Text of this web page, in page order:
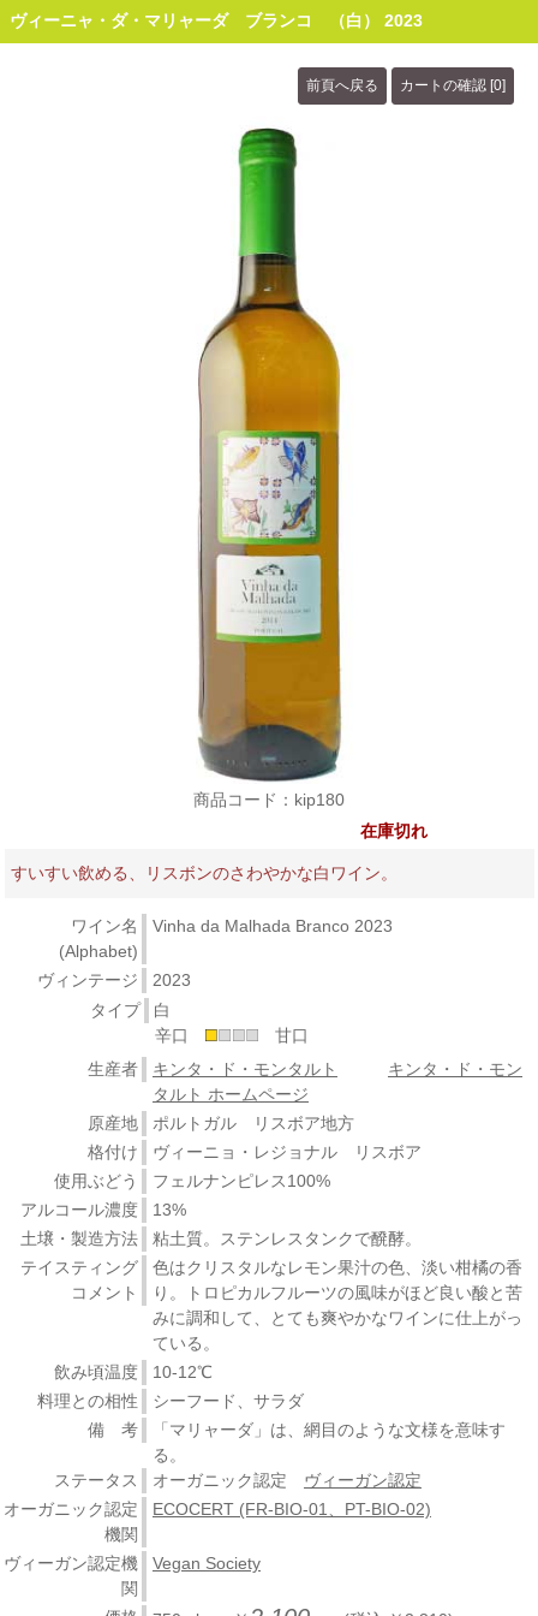
ヴィーニャ・ダ・マリャーダ ブランコ （白） 2023
商品コード：kip180
在庫切れ
すいすい飲める、リスボンのさわやかな白ワイン。
ワイン名
(Alphabet)
Vinha da Malhada Branco 2023
ヴィンテージ
2023
タイプ
白
辛口
甘口
生産者
キンタ・ド・モンタルト
キンタ・ド・モン
タルト ホームページ
原産地
ポルトガル リスボア地方
格付け
ヴィーニョ・レジョナル リスボア
使用ぶどう
フェルナンピレス100%
アルコール濃度
13%
土壌・製造方法
粘土質。ステンレスタンクで醗酵。
テイスティング
コメント
色はクリスタルなレモン果汁の色、淡い柑橘の香
り。トロピカルフルーツの風味がほど良い酸と苦
みに調和して、とても爽やかなワインに仕上がっ
ている。
飲み頃温度
10-12℃
料理との相性
シーフード、サラダ
備 考
「マリャーダ」は、網目のような文様を意味す
る。
ステータス
オーガニック認定 ヴィーガン認定
オーガニック認定
機関
ECOCERT (FR-BIO-01、PT-BIO-02)
ヴィーガン認定機
関
Vegan Society